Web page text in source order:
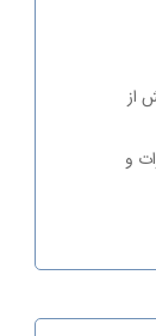
از
و